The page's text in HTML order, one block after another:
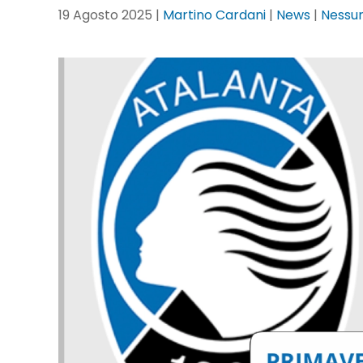
19 Agosto 2025 | Martino Cardani | News |